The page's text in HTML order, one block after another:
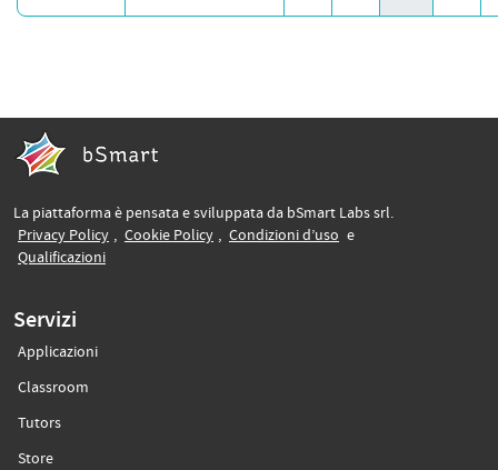
La piattaforma è pensata e sviluppata da bSmart Labs srl.
Privacy Policy(si apre in un’altra scheda)
, Cookie Policy(si apre in un’altra scheda)
, Condizioni d’uso (si apre in un’altra
e
Qualificazioni(si apre in un’altra scheda)
Servizi
Applicazioni
Classroom
Tutors(si apre in un’altra scheda)
Store(si apre in un’altra scheda)